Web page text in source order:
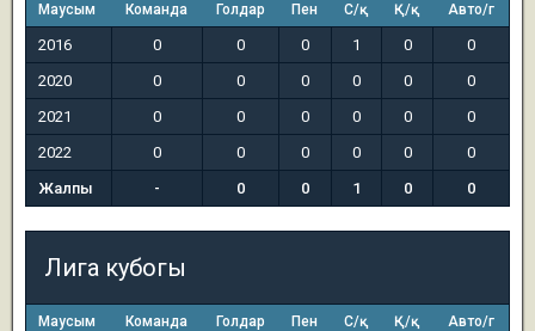
Маусым Команда Голдар Пен С/қ Қ/қ Авто/г
2016 0 0 0 1 0
0
2020
0 0 0 0 0
0
2021
0 0 0 0 0
0
2022
0 0 0 0 0
0
Жалпы
- 0 0 1 0 0
Лига кубогы
Маусым Команда Голдар Пен С/қ Қ/қ Авто/г